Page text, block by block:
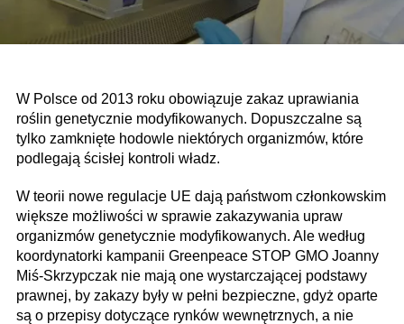
W Polsce od 2013 roku obowiązuje zakaz uprawiania
roślin genetycznie modyfikowanych. Dopuszczalne są
tylko zamknięte hodowle niektórych organizmów, które
podlegają ścisłej kontroli władz.
W teorii nowe regulacje UE dają państwom członkowskim
większe możliwości w sprawie zakazywania upraw
organizmów genetycznie modyfikowanych. Ale według
koordynatorki kampanii Greenpeace STOP GMO Joanny
Miś-Skrzypczak nie mają one wystarczającej podstawy
prawnej, by zakazy były w pełni bezpieczne, gdyż oparte
są o przepisy dotyczące rynków wewnętrznych, a nie